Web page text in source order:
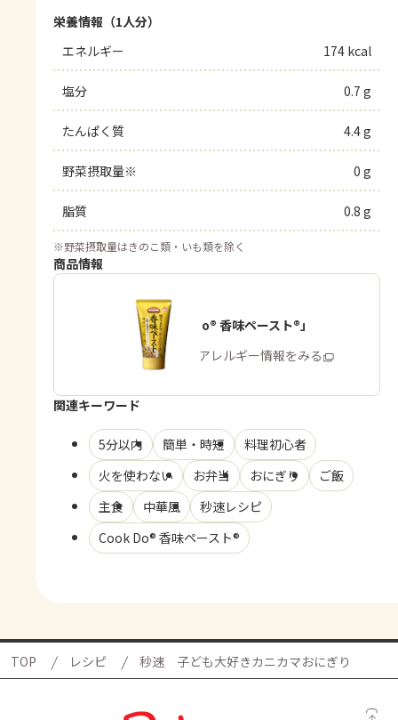
栄養情報（1人分）
エネルギー
174 kcal
塩分 0.7 g
たんぱく質 4.4 g
野菜摂取量※ 0 g
脂質 0.8 g
※野菜摂取量はきのこ類・いも類を除く
商品情報
「Cook Do® 香味ペースト®」
商品・アレルギー情報をみる
関連キーワード
5分以内 簡単・時短
料理初心者
火を使わない
お弁当 おにぎり
ご飯
主食
中華風
秒速レシピ
Cook Do® 香味ペースト®
TOP レシピ 秒速 子ども大好きカニカマおにぎり